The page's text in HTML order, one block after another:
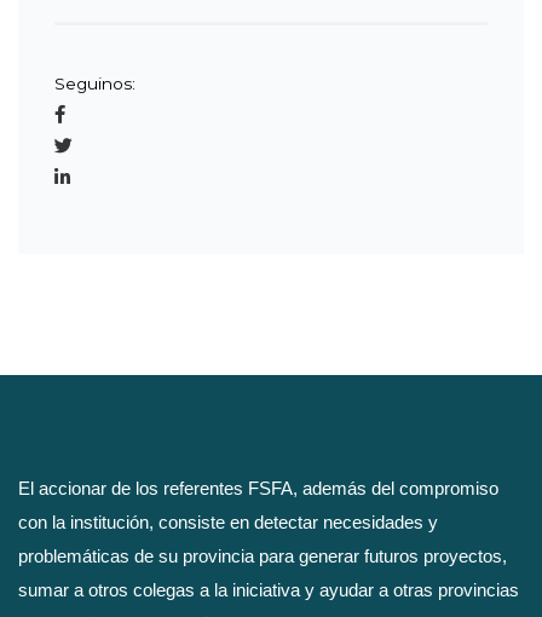
Seguinos:
El accionar de los referentes FSFA, además del compromiso
con la institución, consiste en detectar necesidades y
problemáticas de su provincia para generar futuros proyectos,
sumar a otros colegas a la iniciativa y ayudar a otras provincias